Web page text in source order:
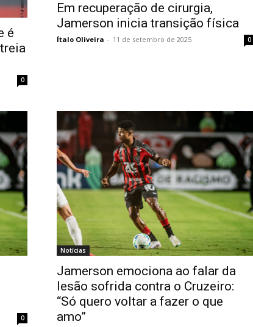
é
0
Em recuperação de cirurgia,
Jamerson inicia transição física
Ítalo Oliveira - 11 de setembro de 2025 0
0
Notícias
Jamerson emociona ao falar da
lesão sofrida contra o Cruzeiro:
“Só quero voltar a fazer o que
amo”